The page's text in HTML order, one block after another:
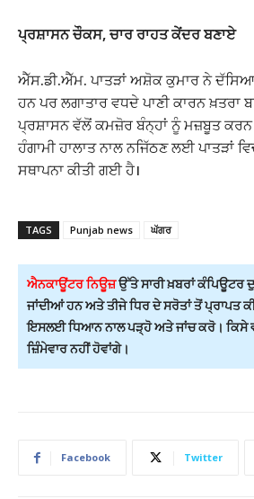
ਪ੍ਰਸ਼ਾਸਨ ਚੌਕਸ, ਚਾਰ ਰਾਹਤ ਕੇਂਦਰ ਬਣਾਏ
ਐੱਸ.ਡੀ.ਐੱਮ. ਪਾਤੜਾਂ ਅਸ਼ੋਕ ਕੁਮਾਰ ਨੇ ਦੱਸਿਆ
ਹਨ ਪਰ ਲਗਾਤਾਰ ਵਧਦੇ ਪਾਣੀ ਕਾਰਨ
ਪ੍ਰਸ਼ਾਸਨ ਵੱਲੋਂ ਕਮਜ਼ੋਰ ਬੰਨ੍ਹਾਂ ਨੂੰ ਮਜ਼ਬੂਤ ਕਰਨ
ਹੰਗਾਮੀ ਹਾਲਾਤ ਨਾਲ ਨਜਿੱਠਣ ਲਈ ਪਾਤੜਾਂ
ਸਥਾਪਨਾ ਕੀਤੀ ਗਈ ਹੈ।
TAGS Punjab news ਘੱਗਰ
ਐਨਕਾਊਂਟਰ ਨਿਊਜ਼ਉੱਤੇ ਸਾਰੀ ਖ਼ਬਰਾਂ ਕੰਪਿਊਟਰ
ਜਾਂਦੀਆਂ ਹਨ ਅਤੇ ਤੀਜੇ ਧਿਰ ਦੇ ਸਰੋਤਾਂ ਤੋਂ ਪ੍ਰਾਪਤ
ਇਸਲਈ ਧਿਆਨ ਨਾਲ ਪੜ੍ਹੋ ਅਤੇ ਜਾਂਚ ਕਰੋ। ਕਿਸੇ
ਜ਼ਿੰਮੇਵਾਰ ਨਹੀਂ ਹੋਵਾਂਗੇ।
Facebook Twitter